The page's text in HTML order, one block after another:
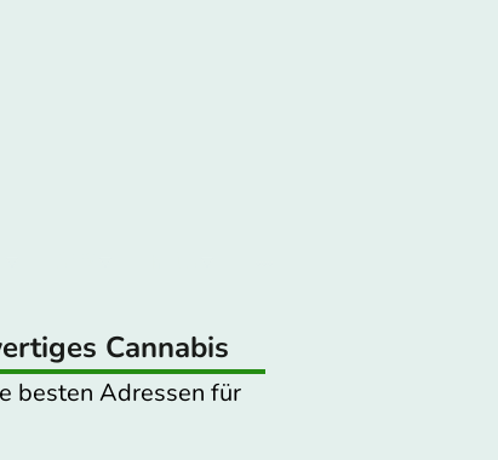
Cannabis
besten Adressen für